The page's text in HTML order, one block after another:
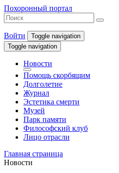
Похоронный портал
Войти
Toggle navigation
Toggle navigation
Новости
Помощь скорбящим
Долголетие
Журнал
Эстетика смерти
Музей
Парк памяти
Философский клуб
Лицо отрасли
Главная страница
Новости